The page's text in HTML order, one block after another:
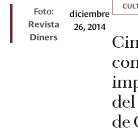
Foto:
Revista
Diners
diciembre
26, 2014
de